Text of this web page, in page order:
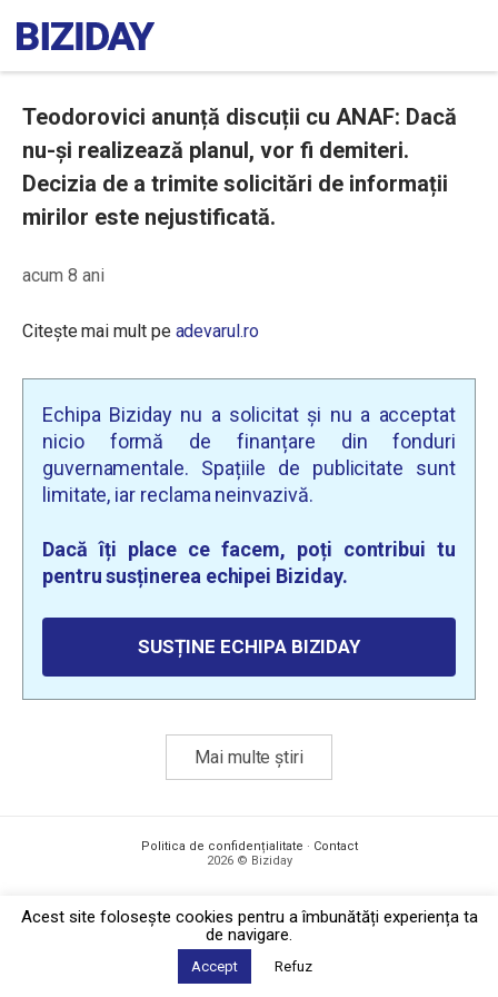
Teodorovici anunță discuții cu ANAF: Dacă
nu-şi realizează planul, vor fi demiteri.
Decizia de a trimite solicitări de informații
mirilor este nejustificată.
acum 8 ani
Citește mai mult pe adevarul.ro
Echipa Biziday nu a solicitat și nu a acceptat
nicio formă de finanțare din fonduri
guvernamentale. Spațiile de publicitate sunt
limitate, iar reclama neinvazivă.
Dacă îți place ce facem, poți contribui tu
pentru susținerea echipei Biziday.
SUSȚINE ECHIPA BIZIDAY
Mai multe știri
Politica de confidențialitate · Contact
2026 © Biziday
Acest site foloseşte cookies pentru a îmbunătăți experiența ta
de navigare.
Accept Refuz